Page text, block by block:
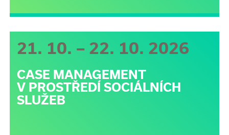
21. 10. – 22. 10. 2026
CASE MANAGEMENT
V PROSTŘEDÍ SOCIÁLNÍCH
SLUŽEB